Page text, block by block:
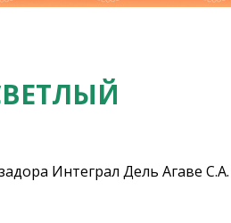
Интеграл Дель Агаве С.А.